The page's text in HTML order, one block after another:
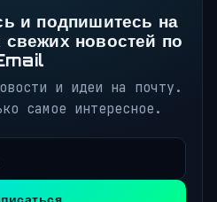
и подпишитесь на
новостей по
и идеи на почту.
самое интересное.